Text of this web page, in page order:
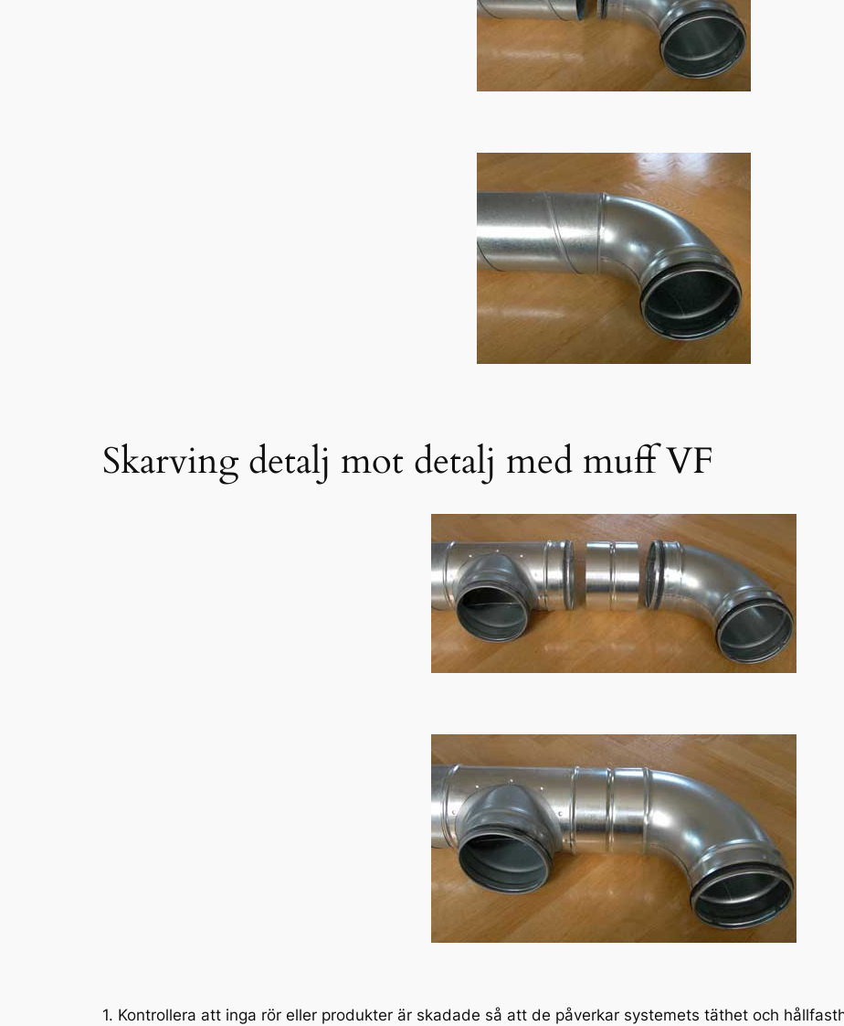
Skarving detalj mot detalj med muff VF
1. Kontrollera att inga rör eller produkter är skadade så att de påverkar systemets täthet och